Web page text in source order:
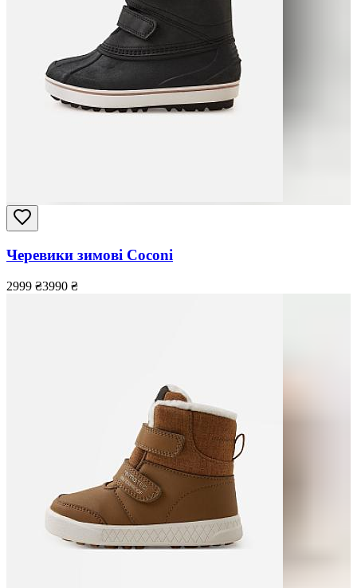
Черевики зимові Coconi
2999 ₴3990 ₴